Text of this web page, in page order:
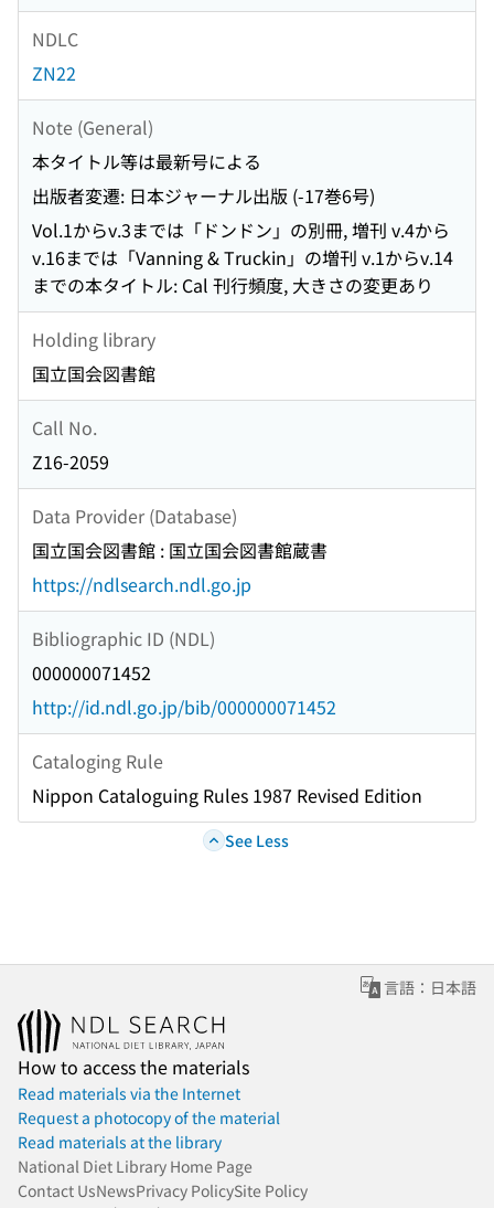
NDLC
ZN22
Note (General)
本タイトル等は最新号による
出版者変遷: 日本ジャーナル出版 (-17巻6号)
Vol.1からv.3までは「ドンドン」の別冊, 増刊 v.4から
v.16までは「Vanning & Truckin」の増刊 v.1からv.14
までの本タイトル: Cal 刊行頻度, 大きさの変更あり
Holding library
国立国会図書館
Call No.
Z16-2059
Data Provider (Database)
国立国会図書館 : 国立国会図書館蔵書
https://ndlsearch.ndl.go.jp
Bibliographic ID (NDL)
000000071452
http://id.ndl.go.jp/bib/000000071452
Cataloging Rule
Nippon Cataloguing Rules 1987 Revised Edition
See Less
言語：日本語
How to access the materials
Read materials via the Internet
Request a photocopy of the material
Read materials at the library
National Diet Library Home Page
Contact UsNewsPrivacy PolicySite Policy